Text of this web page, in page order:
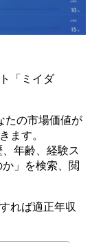
「ミイダ
たの市場価値が
ます。
年齢、経験ス
」を検索、閲
れば適正年収